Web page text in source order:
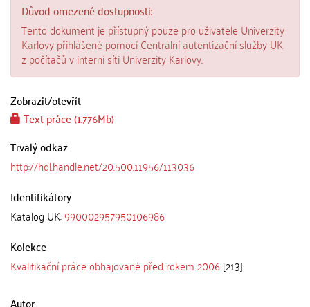
Důvod omezené dostupnosti:
Tento dokument je přístupný pouze pro uživatele Univerzity
Karlovy přihlášené pomocí Centrální autentizační služby UK
z počítačů v interní síti Univerzity Karlovy.
Zobrazit/otevřít
Text práce (1.776Mb)
Trvalý odkaz
http://hdl.handle.net/20.500.11956/113036
Identifikátory
Katalog UK:990002957950106986
Kolekce
Kvalifikační práce obhajované před rokem 2006[213]
Autor